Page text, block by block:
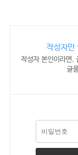
작성자만
작성자 본인이라면,
글